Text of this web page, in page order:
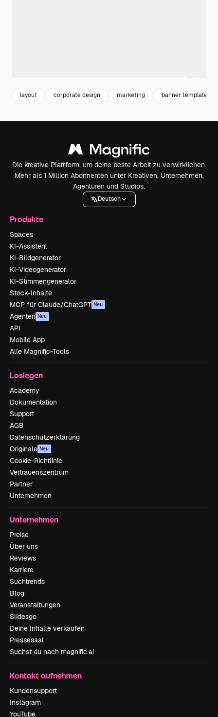
layout corporate design marketing banner template
Die kreative Plattform, um deine beste Arbeit zu verwirklichen.
Mehr als 1 Million Abonnenten unter Kreativen, Unternehmen,
Agenturen und Studios.
Deutsch
Produkte
Spaces
KI-Assistent
KI-Bildgenerator
KI-Videogenerator
KI-Stimmengenerator
Stock-Inhalte
MCP für Claude/ChatGPT Neu
Agenten Neu
API
Mobile App
Alle Magnific-Tools
Loslegen
Academy
Dokumentation
Support
AGB
Datenschutzerklärung
Originale Neu
Cookie-Richtlinie
Vertrauenszentrum
Partner
Unternehmen
Unternehmen
Preise
Über uns
Reviews
Karriere
Suchtrends
Blog
Veranstaltungen
Slidesgo
Deine Inhalte verkaufen
Pressesaal
Suchst du nach magnific.ai
Kontakt aufnehmen
Kundensupport
Instagram
YouTube